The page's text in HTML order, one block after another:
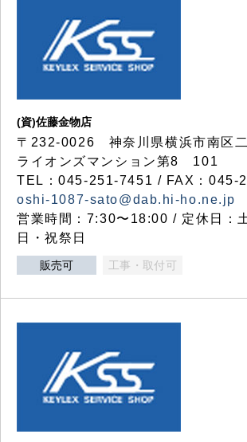
(資)佐藤金物店
〒232-0026 神奈川県横浜市南区
ライオンズマンション第8 101
TEL：045-251-7451 / FAX：045-
oshi-1087-sato@dab.hi-ho.ne.jp
営業時間：7:30〜18:00 / 定休日：
日・祝祭日
販売可 工事・取付可